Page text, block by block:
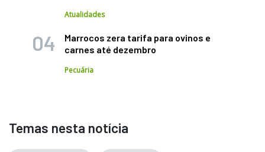
Atualidades
Marrocos zera tarifa para ovinos e
carnes até dezembro
Pecuária
Temas nesta notícia